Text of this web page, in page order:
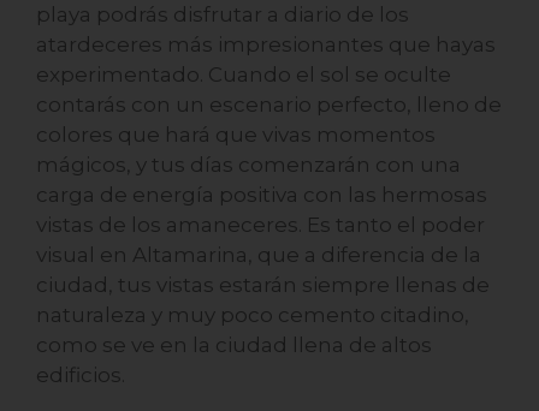
playa podrás disfrutar a diario de los
atardeceres más impresionantes que hayas
experimentado. Cuando el sol se oculte
contarás con un escenario perfecto, lleno de
colores que hará que vivas momentos
mágicos, y tus días comenzarán con una
carga de energía positiva con las hermosas
vistas de los amaneceres. Es tanto el poder
visual en Altamarina, que a diferencia de la
ciudad, tus vistas estarán siempre llenas de
naturaleza y muy poco cemento citadino,
como se ve en la ciudad llena de altos
edificios.